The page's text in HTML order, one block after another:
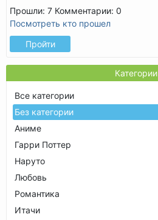
Прошли: 7 Комментарии: 0
Посмотреть кто прошел
Пройти
Категории
Все категории
Без категории
Аниме
Гарри Поттер
Наруто
Любовь
Романтика
Итачи